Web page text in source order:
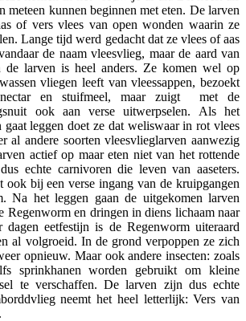
meteen kunnen beginnen met eten. De larven
of vers vlees van open wonden waarin ze
Lange tijd werd gedacht dat ze vlees of aas
de naam vleesvlieg, maar de aard van
de larven is heel anders. Ze komen wel op
vliegen leeft van vleessappen, bezoekt
en stuifmeel, maar zuigt met de
ook aan verse uitwerpselen. Als het
leggen doet ze dat weliswaar in rot vlees
al andere soorten vleesvlieglarven aanwezig
actief op maar eten niet van het rottende
echte carnivoren die leven van aaseters.
ook bij een verse ingang van de kruipgangen
Na het leggen gaan de uitgekomen larven
Regenworm en dringen in diens lichaam naar
dagen eetfestijn is de Regenworm uiteraard
al volgroeid. In de grond verpoppen ze zich
opnieuw. Maar ook andere insecten: zoals
sprinkhanen worden gebruikt om kleine
te verschaffen. De larven zijn dus echte
neemt het heel letterlijk: Vers van